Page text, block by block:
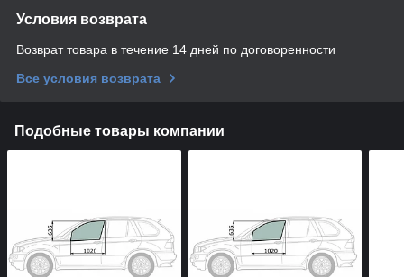
Условия возврата
Возврат товара в течение 14 дней по договоренности
Все условия возврата
Подобные товары компании